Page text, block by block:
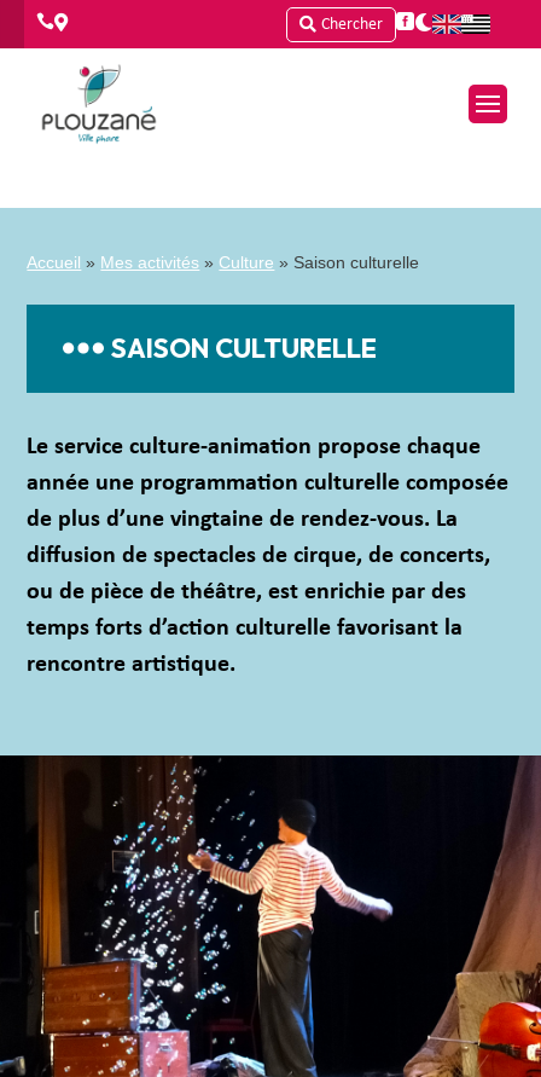
 Chercher  
Accueil » Mes activités » Culture » Saison culturelle
SAISON CULTURELLE
Le service culture-animation propose chaque
année une programmation culturelle composée
de plus d’une vingtaine de rendez-vous. La
diffusion de spectacles de cirque, de concerts,
ou de pièce de théâtre, est enrichie par des
temps forts d’action culturelle favorisant la
rencontre artistique.